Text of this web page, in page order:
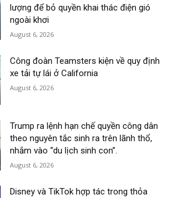
lượng để bỏ quyền khai thác điện gió
ngoài khơi
August 6, 2026
Công đoàn Teamsters kiện về quy định
xe tải tự lái ở California
August 6, 2026
Trump ra lệnh hạn chế quyền công dân
theo nguyên tắc sinh ra trên lãnh thổ,
nhắm vào “du lịch sinh con”.
August 6, 2026
Disney và TikTok hợp tác trong thỏa